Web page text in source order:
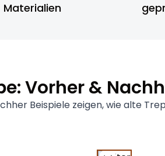
Materialien
Vorher &
Beispiele zeigen, wie alte